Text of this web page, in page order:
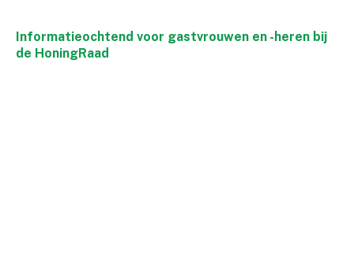
Informatieochtend voor gastvrouwen en -heren bij
de HoningRaad